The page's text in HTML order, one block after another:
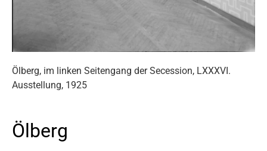
Ölberg, im linken Seitengang der Secession, LXXXVI.
Ausstellung, 1925
Ölberg